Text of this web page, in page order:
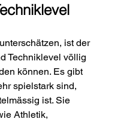
ist der
Techniklevel völlig
können. Es gibt
spielstark sind,
ist. Sie
Athletik,